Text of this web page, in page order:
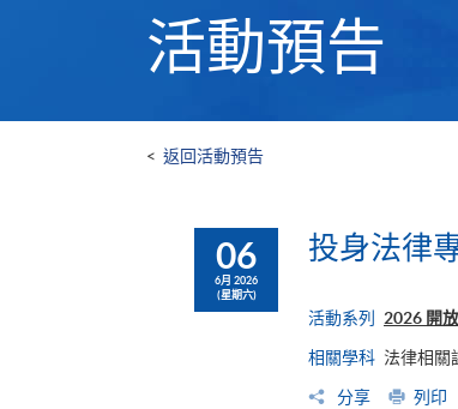
活動預告
< 返回活動預告
06
6月 2026
(星期六)
投身法律
活動系列 2026 開
相關學科 法律相關
分享 列印